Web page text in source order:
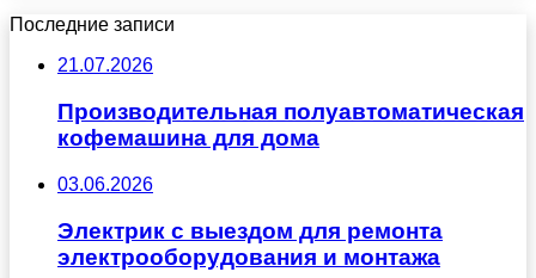
Последние записи
21.07.2026
Производительная полуавтоматическая
кофемашина для дома
03.06.2026
Электрик с выездом для ремонта
электрооборудования и монтажа